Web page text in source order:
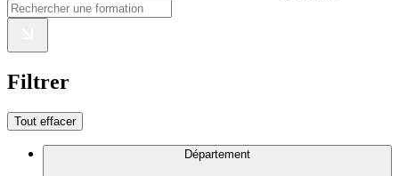
Filtrer
Tout effacer
Département